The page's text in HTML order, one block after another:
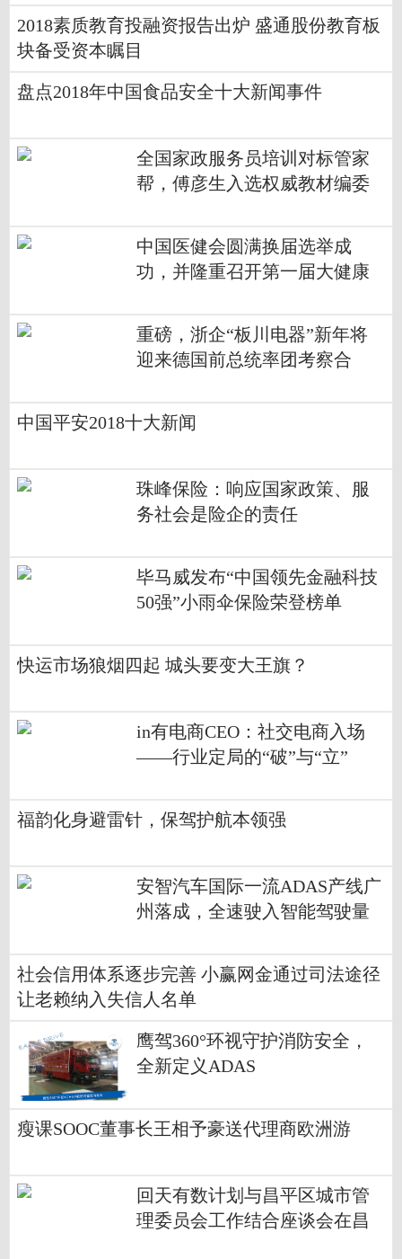
2018素质教育投融资报告出炉 盛通股份教育板
块备受资本瞩目
盘点2018年中国食品安全十大新闻事件
全国家政服务员培训对标管家
帮，傅彦生入选权威教材编委
中国医健会圆满换届选举成
功，并隆重召开第一届大健康
重磅，浙企“板川电器”新年将
迎来德国前总统率团考察合
中国平安2018十大新闻
珠峰保险：响应国家政策、服
务社会是险企的责任
毕马威发布“中国领先金融科技
50强”小雨伞保险荣登榜单
快运市场狼烟四起 城头要变大王旗？
in有电商CEO：社交电商入场
——行业定局的“破”与“立”
福韵化身避雷针，保驾护航本领强
安智汽车国际一流ADAS产线广
州落成，全速驶入智能驾驶量
社会信用体系逐步完善 小赢网金通过司法途径
让老赖纳入失信人名单
鹰驾360°环视守护消防安全，
全新定义ADAS
瘦课SOOC董事长王相予豪送代理商欧洲游
回天有数计划与昌平区城市管
理委员会工作结合座谈会在昌